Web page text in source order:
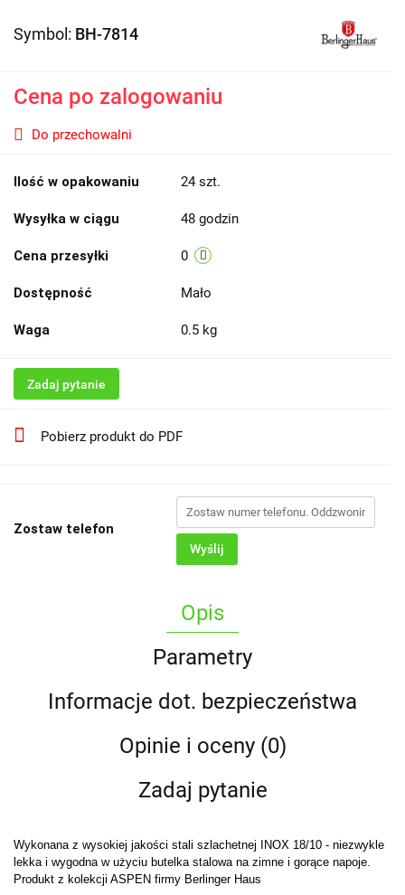
Symbol: BH-7814
Cena po zalogowaniu
Do przechowalni
Ilość w opakowaniu 24 szt.
Wysyłka w ciągu 48 godzin
Cena przesyłki 0
Dostępność Mało
Waga 0.5 kg
Zadaj pytanie
Pobierz produkt do PDF
Zostaw telefon
Wyślij
Opis
Parametry
Informacje dot. bezpieczeństwa
Opinie i oceny (0)
Zadaj pytanie
Wykonana z wysokiej jakości stali szlachetnej INOX 18/10 - niezwykle
lekka i wygodna w użyciu butelka stalowa na zimne i gorące napoje.
Produkt z kolekcji ASPEN firmy Berlinger Haus